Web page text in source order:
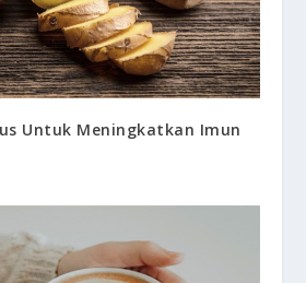
Untuk Meningkatkan Imun